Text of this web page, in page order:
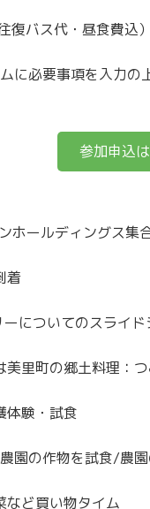
バス代・昼食費込）
に必要事項を入力の
参加申込
ールディングス集
着
いてのスライド
里町の郷土料理：つ
験・試食
作物を試食/農園
ど買い物タイム